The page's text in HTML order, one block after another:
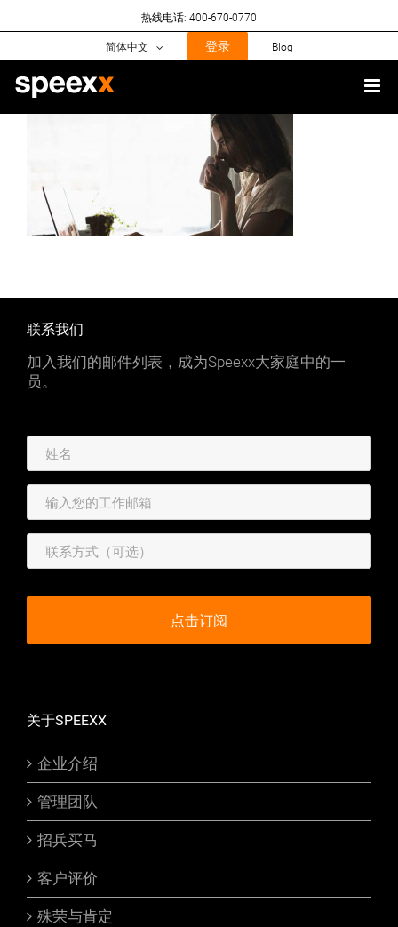
to
热线电话: 400-670-0770
简体中文 登录 Blog
联系我们
加入我们的邮件列表，成为Speexx大家庭中的一
员。
关于SPEEXX
企业介绍
管理团队
招兵买马
客户评价
殊荣与肯定